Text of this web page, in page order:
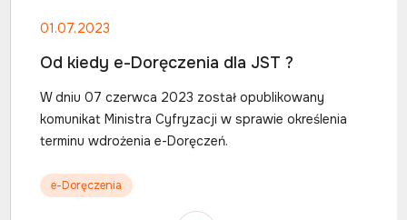
01.07.2023
Od kiedy e-Doręczenia dla JST ?
W dniu 07 czerwca 2023 został opublikowany
komunikat Ministra Cyfryzacji w sprawie określenia
terminu wdrożenia e-Doręczeń.
e-Doręczenia